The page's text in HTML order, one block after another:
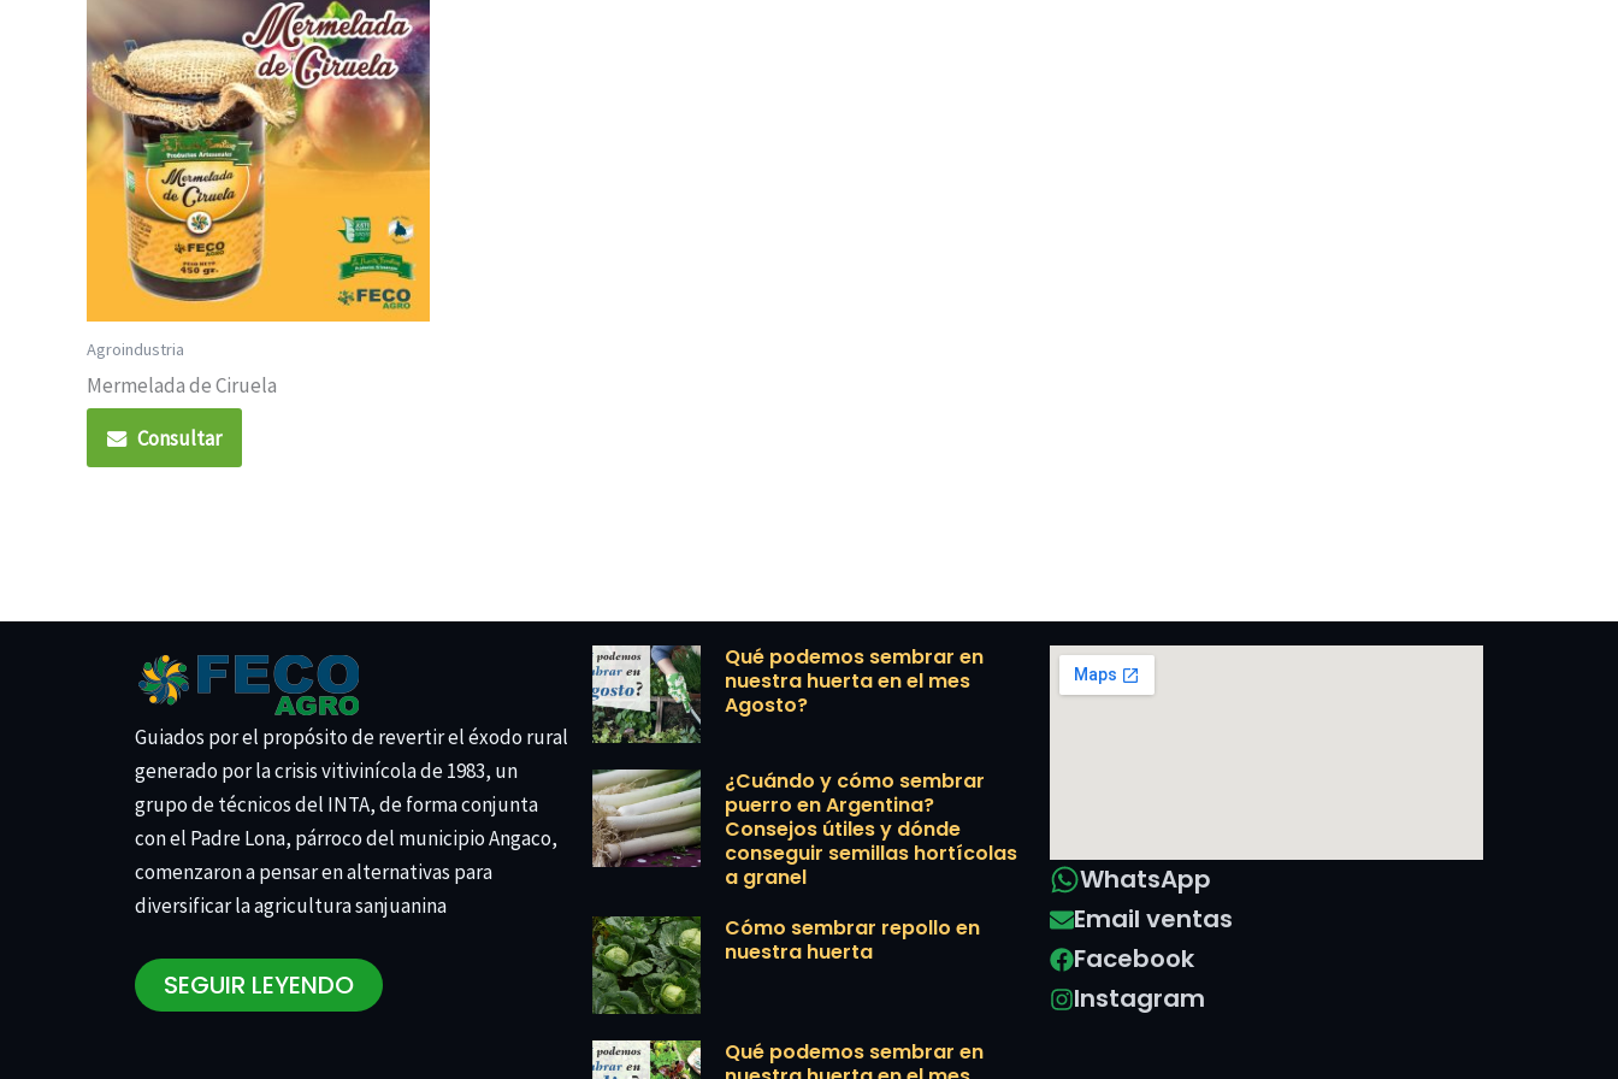
Agroindustria
Mermelada de Ciruela
Consultar
Guiados por el propósito de revertir el éxodo rural
generado por la crisis vitivinícola de 1983, un
grupo de técnicos del INTA, de forma conjunta
con el Padre Lona, párroco del municipio Angaco,
comenzaron a pensar en alternativas para
diversificar la agricultura sanjuanina
SEGUIR LEYENDO
Qué podemos sembrar en
nuestra huerta en el mes
Agosto?
¿Cuándo y cómo sembrar
puerro en Argentina?
Consejos útiles y dónde
conseguir semillas hortícolas
a granel
Cómo sembrar repollo en
nuestra huerta
Qué podemos sembrar en
WhatsApp
Email ventas
Facebook
Instagram